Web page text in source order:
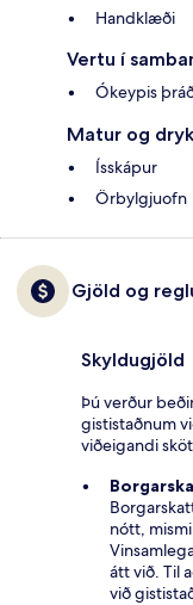
Handklæði
Vertu í
Ókeypis
Matur og
Ísskápur
Örbylgjuofn
Gjöld og
Skyldugjöld
Þú verður
gististaðnum
viðeigandi
nótt,
átt við. Til
við